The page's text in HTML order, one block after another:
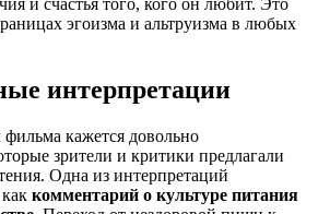
и счастья того, кого он любит. Это
эгоизма и альтруизма в любых
интерпретации
кажется довольно
зрители и критики предлагали
Одна из интерпретаций
комментарий о культуре питания